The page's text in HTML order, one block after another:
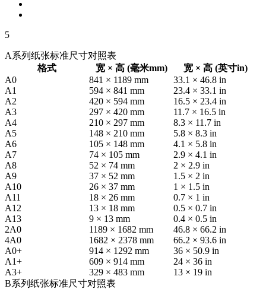
5
A系列纸张标准尺寸对照表
格式
宽 × 高 (毫米mm)
宽 × 高 (英寸in)
A0
841 × 1189 mm
33.1 × 46.8 in
A1
594 × 841 mm
23.4 × 33.1 in
A2
420 × 594 mm
16.5 × 23.4 in
A3
297 × 420 mm
11.7 × 16.5 in
A4
210 × 297 mm
8.3 × 11.7 in
A5
148 × 210 mm
5.8 × 8.3 in
A6
105 × 148 mm
4.1 × 5.8 in
A7
74 × 105 mm
2.9 × 4.1 in
A8
52 × 74 mm
2 × 2.9 in
A9
37 × 52 mm
1.5 × 2 in
A10
26 × 37 mm
1 × 1.5 in
A11
18 × 26 mm
0.7 × 1 in
A12
13 × 18 mm
0.5 × 0.7 in
A13
9 × 13 mm
0.4 × 0.5 in
2A0
1189 × 1682 mm
46.8 × 66.2 in
4A0
1682 × 2378 mm
66.2 × 93.6 in
A0+
914 × 1292 mm
36 × 50.9 in
A1+
609 × 914 mm
24 × 36 in
A3+
329 × 483 mm
13 × 19 in
B系列纸张标准尺寸对照表